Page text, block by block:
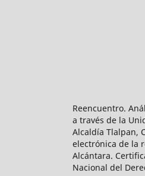
Reencuentro.
a través de la
Alcaldía Tlalpan,
electrónica de la
Alcántara.
Nacional del